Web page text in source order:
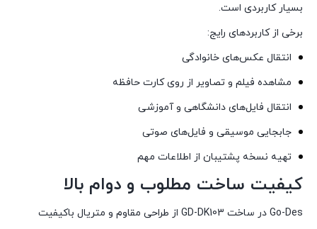
بسیار کاربردی است.
برخی از کاربردهای رایج:
انتقال عکس‌های خانوادگی
مشاهده فیلم و تصاویر از روی کارت حافظه
انتقال فایل‌های دانشگاهی و آموزشی
جابجایی موسیقی و فایل‌های صوتی
تهیه نسخه پشتیبان از اطلاعات مهم
کیفیت ساخت مطلوب و دوام بالا
Go-Des در ساخت GD-DK103 از طراحی مقاوم و متریال باکیفیت